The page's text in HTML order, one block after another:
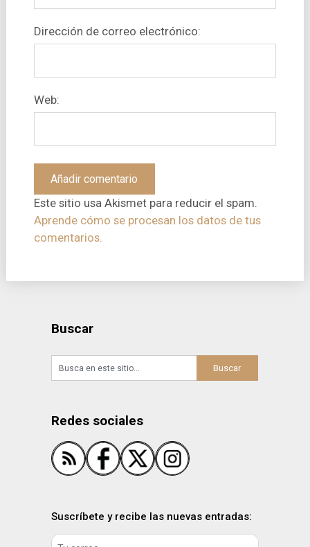
Dirección de correo electrónico:
Web:
Este sitio usa Akismet para reducir el spam.
Aprende cómo se procesan los datos de tus
comentarios.
Buscar
Redes sociales
Suscríbete y recibe las nuevas entradas: